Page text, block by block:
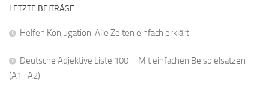
LETZTE BEITRÄGE
Helfen Konjugation: Alle Zeiten einfach erklärt
Deutsche Adjektive Liste 100 – Mit einfachen Beispielsätzen
(A1–A2)